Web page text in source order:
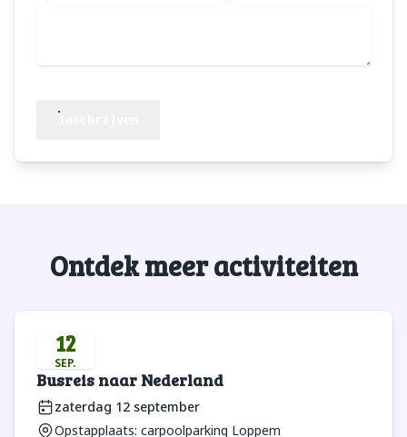
Ontdek meer activiteiten
12
SEP.
Busreis naar Nederland
zaterdag 12 september
Opstapplaats: carpoolparking Loppem